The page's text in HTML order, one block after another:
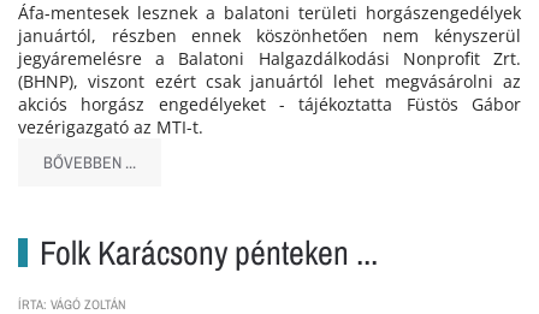
Áfa-mentesek lesznek a balatoni területi horgászengedélyek
januártól, részben ennek köszönhetően nem kényszerül
jegyáremelésre a Balatoni Halgazdálkodási Nonprofit Zrt.
(BHNP), viszont ezért csak januártól lehet megvásárolni az
akciós horgász engedélyeket - tájékoztatta Füstös Gábor
vezérigazgató az MTI-t.
BŐVEBBEN ...
Folk Karácsony pénteken ...
ÍRTA: VÁGÓ ZOLTÁN